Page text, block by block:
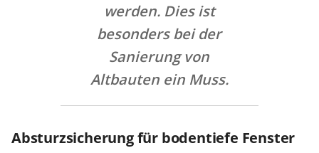
werden. Dies ist
besonders bei der
Sanierung von
Altbauten ein Muss.
Absturzsicherung für bodentiefe Fenster